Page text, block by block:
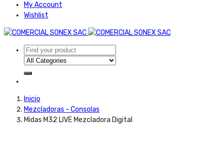
My Account
Wishlist
Inicio
Mezcladoras - Consolas
Midas M32 LIVE Mezcladora Digital